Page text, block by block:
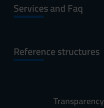
Services and Faq
Reference structures
Transparency